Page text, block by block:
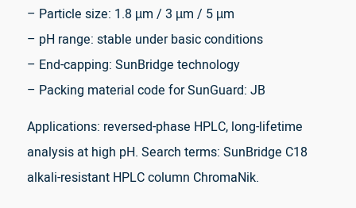
– Particle size: 1.8 µm / 3 µm / 5 µm
– pH range: stable under basic conditions
– End-capping: SunBridge technology
– Packing material code for SunGuard: JB
Applications: reversed-phase HPLC, long-lifetime
analysis at high pH. Search terms: SunBridge C18
alkali-resistant HPLC column ChromaNik.